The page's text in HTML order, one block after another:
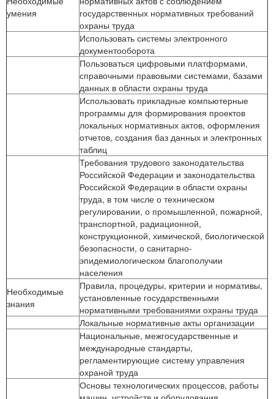
умения
государственных нормативных требований
охраны труда
Использовать системы электронного
документооборота
Пользоваться цифровыми платформами,
справочными правовыми системами, базами
данных в области охраны труда
Использовать прикладные компьютерные
программы для формирования проектов
локальных нормативных актов, оформления
отчетов, создания баз данных и электронных
таблиц
Требования трудового законодательства
Российской Федерации и законодательства
Российской Федерации в области охраны
труда, в том числе о техническом
регулировании, о промышленной, пожарной,
транспортной, радиационной,
конструкционной, химической, биологической
безопасности, о санитарно-
эпидемиологическом благополучии
населения
Необходимые
знания
Правила, процедуры, критерии и нормативы,
установленные государственными
нормативными требованиями охраны труда
Локальные нормативные акты организации
Национальные, межгосударственные и
международные стандарты,
регламентирующие систему управления
охраной труда
Основы технологических процессов, работы